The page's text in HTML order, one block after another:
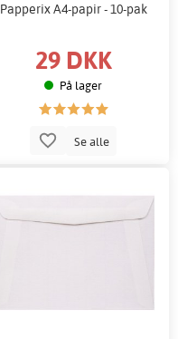
Papperix A4-papir - 10-pak
29 DKK
På lager
Se alle